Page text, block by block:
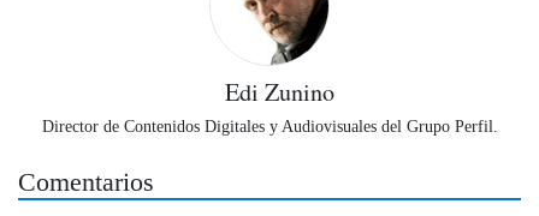
Edi Zunino
Director de Contenidos Digitales y Audiovisuales del Grupo Perfil.
Comentarios